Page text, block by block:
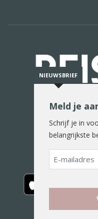
De
NIEUWSBRIEF
Meld je
Schrijf je in
belangrijkste
E-
mailadres